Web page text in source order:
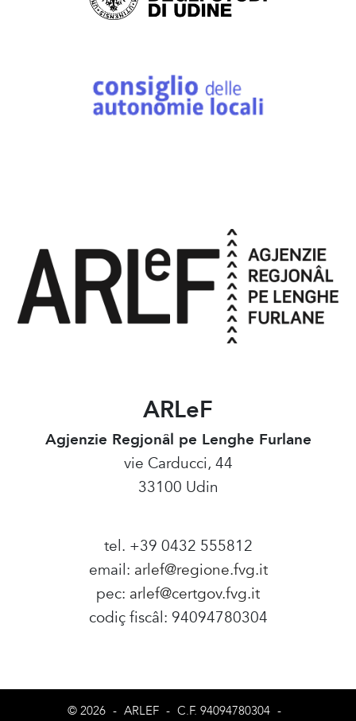
ARLeF
Agjenzie Regjonâl pe Lenghe Furlane
vie Carducci, 44
33100 Udin
tel. +39 0432 555812
email: arlef@regione.fvg.it
pec: arlef@certgov.fvg.it
codiç fiscâl: 94094780304
© 2026 - ARLEF - C.F. 94094780304 -